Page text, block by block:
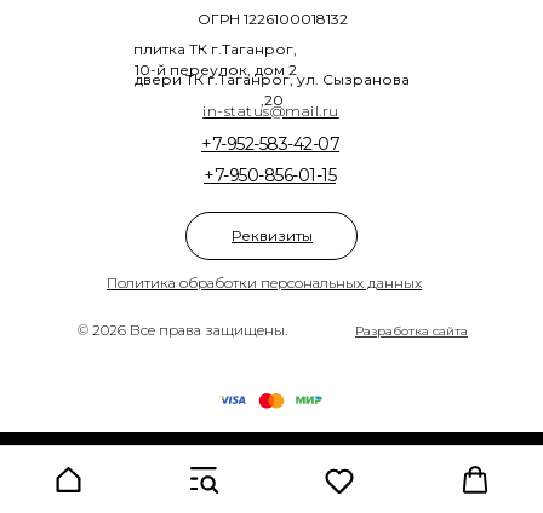
© 2026 Все права защищены.
Политика обработки персональных данных
+7-950-856-01-15
+7-952-583-42-07
плитка ТК г.Таганрог,
10-й переулок, дом 2
двери ТК г.Таганрог, ул. Сызранова
,20
ОГРН 1226100018132
Разработка сайта
in-status@mail.ru
Реквизиты
Made on Tilda